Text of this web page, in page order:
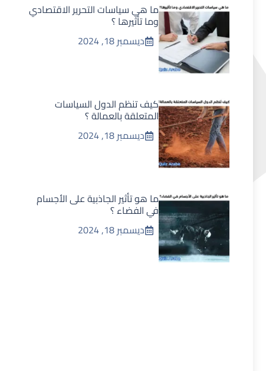
ما هي سياسات التحرير الاقتصادي
وما تأثيرها ؟
ديسمبر 18, 2024
كيف تنظم الدول السياسات
المتعلقة بالعمالة ؟
ديسمبر 18, 2024
ما هو تأثير الجاذبية على الأجسام
في الفضاء ؟
ديسمبر 18, 2024